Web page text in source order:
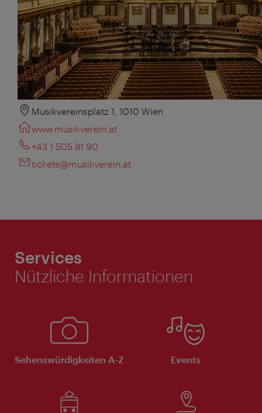
Musikvereinsplatz 1, 1010 Wien
www.musikverein.at
+43 1 505 81 90
tickets@musikverein.at
Services
Nützliche Informationen
Sehenswürdigkeiten A-Z Events